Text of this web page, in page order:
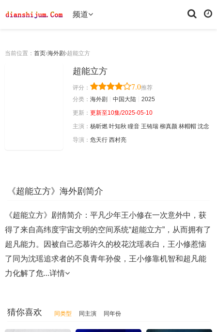
频道
当前位置： 首页 海外剧 超能立方
超能立方
评分： 7.0推荐
分类： 海外剧 中国大陆
2025
更新： 更新至10集/2025-05-10
主演： 杨昕燃 叶知秋 瞳音 王铕瑞 柳真颜 林帽帽 沈念
导演： 危天行 西村亮
《超能立方》海外剧简介
《超能立方》剧情简介：平凡少年王小修在一次意外中，获
得了来自高纬度宇宙文明的空间系统“超能立方”，从而拥有了
超凡能力。因被自己恋慕许久的校花沈瑶表白，王小修惹恼
了同为沈瑶追求者的不良青年孙俊，王小修靠机智和超凡能
力化解了危...详情
猜你喜欢 同类型 同主演 同年份